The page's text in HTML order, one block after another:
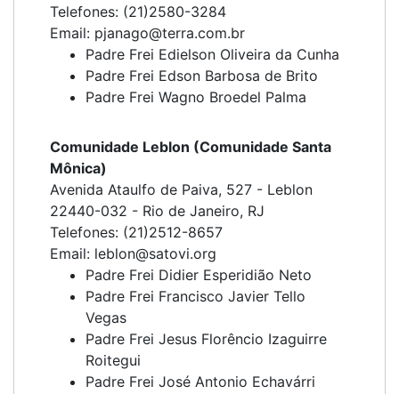
Telefones: (21)2580-3284
Email: pjanago@terra.com.br
Padre Frei Edielson Oliveira da Cunha
Padre Frei Edson Barbosa de Brito
Padre Frei Wagno Broedel Palma
Comunidade Leblon (Comunidade Santa
Mônica)
Avenida Ataulfo de Paiva, 527 - Leblon
22440-032 - Rio de Janeiro, RJ
Telefones: (21)2512-8657
Email: leblon@satovi.org
Padre Frei Didier Esperidião Neto
Padre Frei Francisco Javier Tello
Vegas
Padre Frei Jesus Florêncio Izaguirre
Roitegui
Padre Frei José Antonio Echavárri